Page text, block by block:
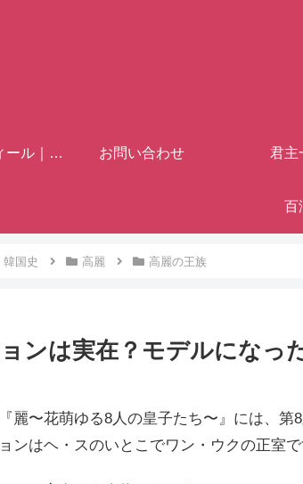
運営者プロフィール｜歴史ブロガー「フミヤ」 お問い合わせ 君主
百
韓国史 高麗 高麗の王族
ンは実在？モデルになっ
麗〜花萌ゆる8人の皇子たち〜』には、
ンはヘ・スのいとこでワン・ウクの正室で